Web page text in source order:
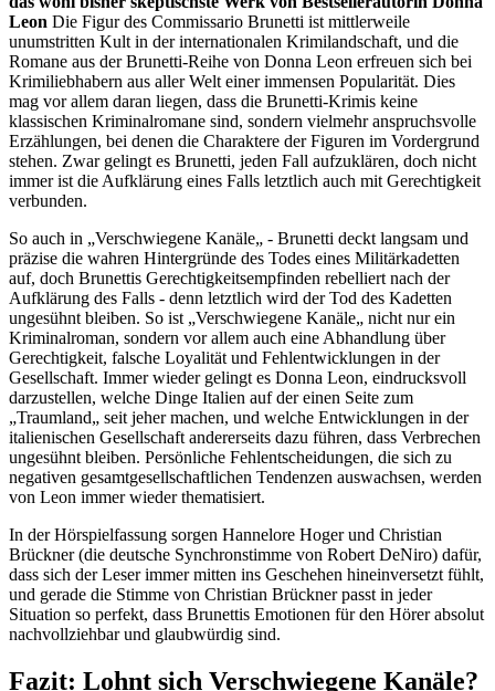
Leon Die Figur des Commissario Brunetti ist mittlerweile
unumstritten Kult in der internationalen Krimilandschaft, und die
Romane aus der Brunetti-Reihe von Donna Leon erfreuen sich bei
Krimiliebhabern aus aller Welt einer immensen Popularität. Dies
mag vor allem daran liegen, dass die Brunetti-Krimis keine
klassischen Kriminalromane sind, sondern vielmehr anspruchsvolle
Erzählungen, bei denen die Charaktere der Figuren im Vordergrund
stehen. Zwar gelingt es Brunetti, jeden Fall aufzuklären, doch nicht
immer ist die Aufklärung eines Falls letztlich auch mit Gerechtigkeit
verbunden.
So auch in „Verschwiegene Kanäle„ - Brunetti deckt langsam und
präzise die wahren Hintergründe des Todes eines Militärkadetten
auf, doch Brunettis Gerechtigkeitsempfinden rebelliert nach der
Aufklärung des Falls - denn letztlich wird der Tod des Kadetten
ungesühnt bleiben. So ist „Verschwiegene Kanäle„ nicht nur ein
Kriminalroman, sondern vor allem auch eine Abhandlung über
Gerechtigkeit, falsche Loyalität und Fehlentwicklungen in der
Gesellschaft. Immer wieder gelingt es Donna Leon, eindrucksvoll
darzustellen, welche Dinge Italien auf der einen Seite zum
„Traumland„ seit jeher machen, und welche Entwicklungen in der
italienischen Gesellschaft andererseits dazu führen, dass Verbrechen
ungesühnt bleiben. Persönliche Fehlentscheidungen, die sich zu
negativen gesamtgesellschaftlichen Tendenzen auswachsen, werden
von Leon immer wieder thematisiert.
In der Hörspielfassung sorgen Hannelore Hoger und Christian
Brückner (die deutsche Synchronstimme von Robert DeNiro) dafür,
dass sich der Leser immer mitten ins Geschehen hineinversetzt fühlt,
und gerade die Stimme von Christian Brückner passt in jeder
Situation so perfekt, dass Brunettis Emotionen für den Hörer absolut
nachvollziehbar und glaubwürdig sind.
Fazit: Lohnt sich Verschwiegene Kanäle?